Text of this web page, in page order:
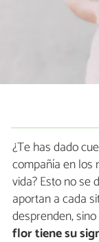
¿Te has dado
compañía en los
vida? Esto no se
aportan a cada
desprenden,
flor tiene su